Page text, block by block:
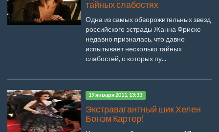
тайных слабостях
Одна из самых обворожительных звезд
российского эстрады Жанна Фриске
недавно призналась, что давно
испытывает несколько тайных
слабостей, о которых пу...
19 января 2011, 13:33
Экстравагантный шик Хелен
Бонэм Картер!